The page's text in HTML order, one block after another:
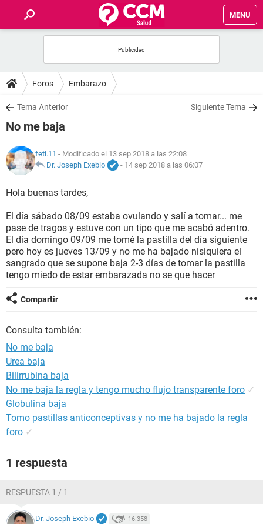
MENU
FOROS
SALUD
NUTRICIÓN
BIENESTAR
SEXUALIDAD
GLOSARIO
Foros Embarazo
Tema Anterior Siguiente Tema
No me baja
feti.11 - Modificado el 13 sep 2018 a las 22:08
Dr. Joseph Exebio
- 14 sep 2018 a las 06:07
Hola buenas tardes,
El día sábado 08/09 estaba ovulando y salí a tomar... me
pase de tragos y estuve con un tipo que me acabó adentro.
El día domingo 09/09 me tomé la pastilla del día siguiente
pero hoy es jueves 13/09 y no me ha bajado nisiquiera el
sangrado que se supone baja 2-3 días de tomar la pastilla
tengo miedo de estar embarazada no se que hacer
Compartir
Consulta también:
No me baja
Urea baja
Bilirrubina baja
No me baja la regla y tengo mucho flujo transparente foro ✓
Globulina baja
Tomo pastillas anticonceptivas y no me ha bajado la regla
foro ✓
1 respuesta
RESPUESTA 1 / 1
Dr. Joseph Exebio 16.358